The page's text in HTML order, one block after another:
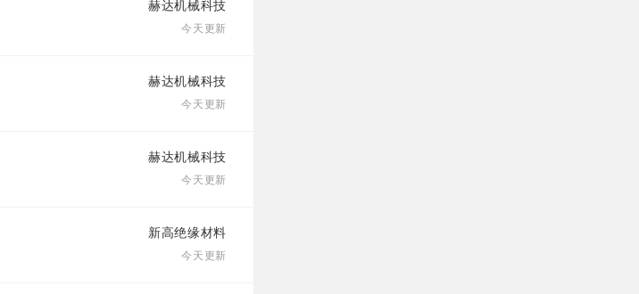
赫达机械科技
今天更新
赫达机械科技
今天更新
赫达机械科技
今天更新
新高绝缘材料
今天更新